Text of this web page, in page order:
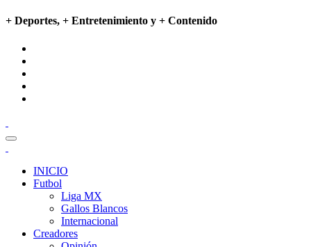
+ Deportes, + Entretenimiento y + Contenido
INICIO
Futbol
Liga MX
Gallos Blancos
Internacional
Creadores